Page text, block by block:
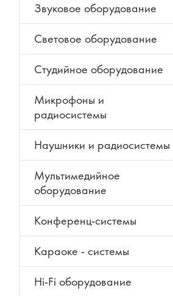
Звуковое оборудование
Световое оборудование
Студийное оборудование
Микрофоны и
радиосистемы
Наушники и радиосистемы
Мультимедийное
оборудование
Конференц-системы
Караоке - системы
Hi-Fi оборудование